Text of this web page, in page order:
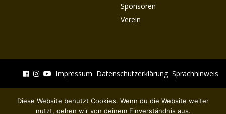
Sponsoren
Verein
Impressum Datenschutzerklärung Sprachhinweis
Diese Website benutzt Cookies. Wenn du die Website weiter
nutzt, gehen wir von deinem Einverständnis aus.